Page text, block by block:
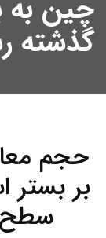
گذشته
حجم
بر بستر
سطح ۴ ماه گذشته رسید